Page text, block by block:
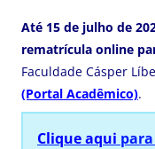
Até 15 de julho de
rematrícula online
Faculdade Cásper
(Portal Acadêmico).
Clique aqui